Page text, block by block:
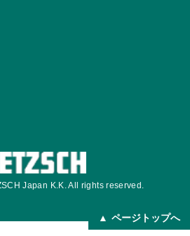
ページトップへ
Japan K.K. All rights reserved.